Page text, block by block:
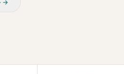
→